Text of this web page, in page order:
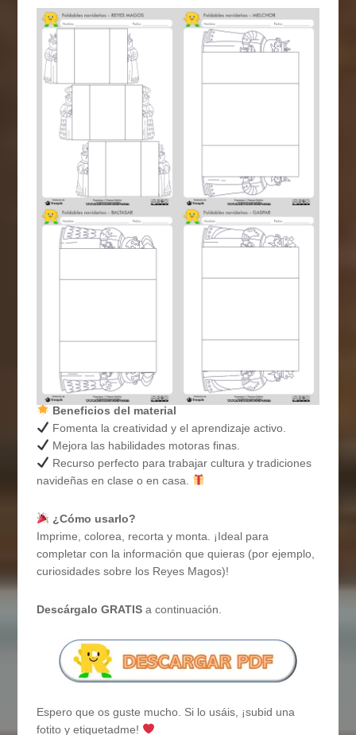
Beneficios del material
Fomenta la creatividad y el aprendizaje activo.
Mejora las habilidades motoras finas.
Recurso perfecto para trabajar cultura y tradiciones
navideñas en clase o en casa.
¿Cómo usarlo?
Imprime, colorea, recorta y monta. ¡Ideal para
completar con la información que quieras (por ejemplo,
curiosidades sobre los Reyes Magos)!
Descárgalo GRATIS a continuación.
Espero que os guste mucho. Si lo usáis, ¡subid una
fotito y etiquetadme!